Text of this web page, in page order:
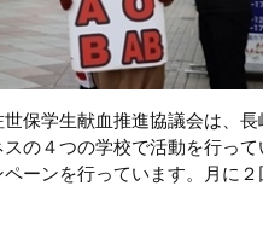
世保学生献血推進協議会は、
スの４つの学校で活動を行っ
ペーンを行っています。月に